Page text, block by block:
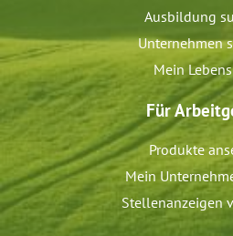
Ausbildung
Unternehmen
Mein
Für
Produkte
Mein
Stellenanzeigen